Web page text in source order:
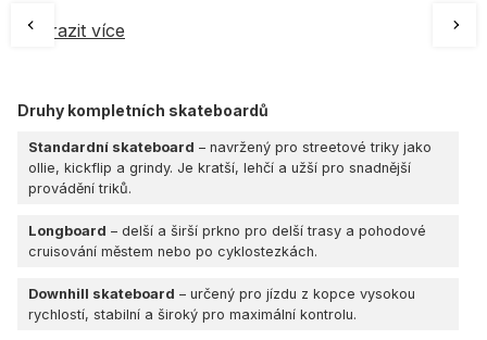
Zobrazit více
Druhy kompletních skateboardů
Standardní skateboard – navržený pro streetové triky jako
ollie, kickflip a grindy. Je kratší, lehčí a užší pro snadnější
provádění triků.
Longboard – delší a širší prkno pro delší trasy a pohodové
cruisování městem nebo po cyklostezkách.
Downhill skateboard – určený pro jízdu z kopce vysokou
rychlostí, stabilní a široký pro maximální kontrolu.